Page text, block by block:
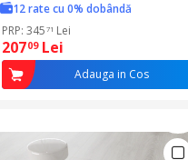
12 rate cu 0% dobândă
PRP: 345 71 Lei
20709 Lei
Adauga in Cos